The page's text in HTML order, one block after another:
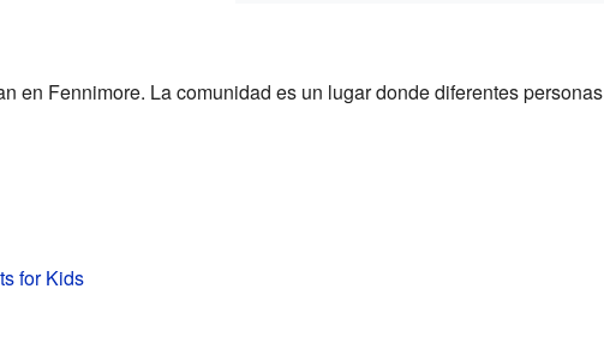
en Fennimore. La comunidad es un lugar donde diferentes personas
for Kids